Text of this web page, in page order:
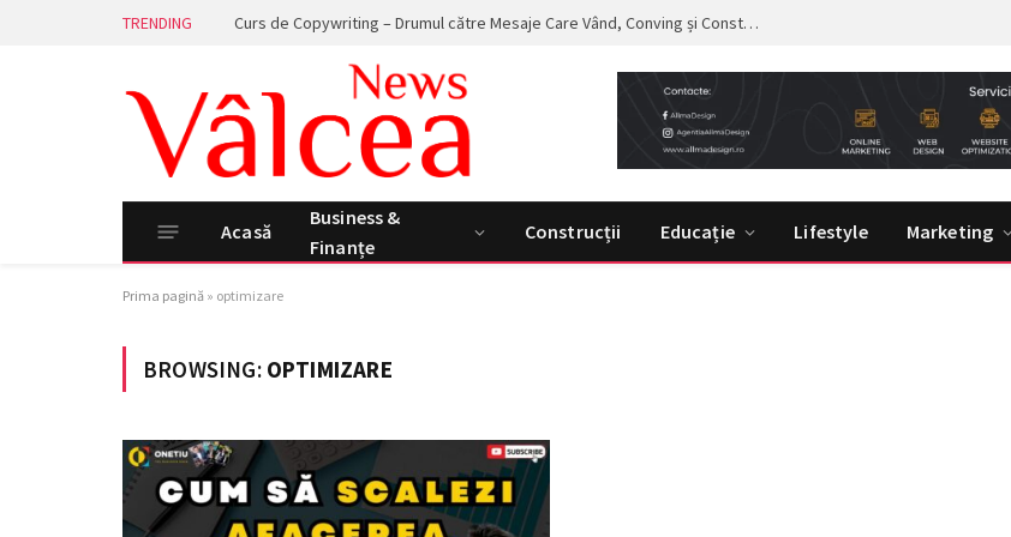
TRENDING Curs de Copywriting – Drumul către Mesaje Care Vând, Conving și Construiesc Branduri Puternice
Acasă
Business &
Finanțe
Construcții Educație Lifestyle Marketing
Prima pagină » optimizare
BROWSING: OPTIMIZARE